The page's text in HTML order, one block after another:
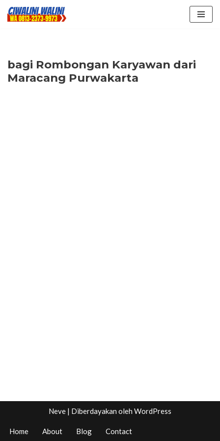
bagi Rombongan Karyawan dari
Maracang Purwakarta
Neve | Diberdayakan oleh WordPress
Home About Blog Contact